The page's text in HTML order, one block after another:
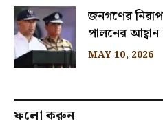
জনগণের
পালনের আহ্বান
MAY 10, 2026
ফলো করুন